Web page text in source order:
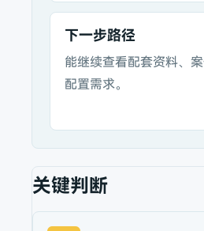
下一步路径
能继续查看配套资料、
配置需求。
关键判断